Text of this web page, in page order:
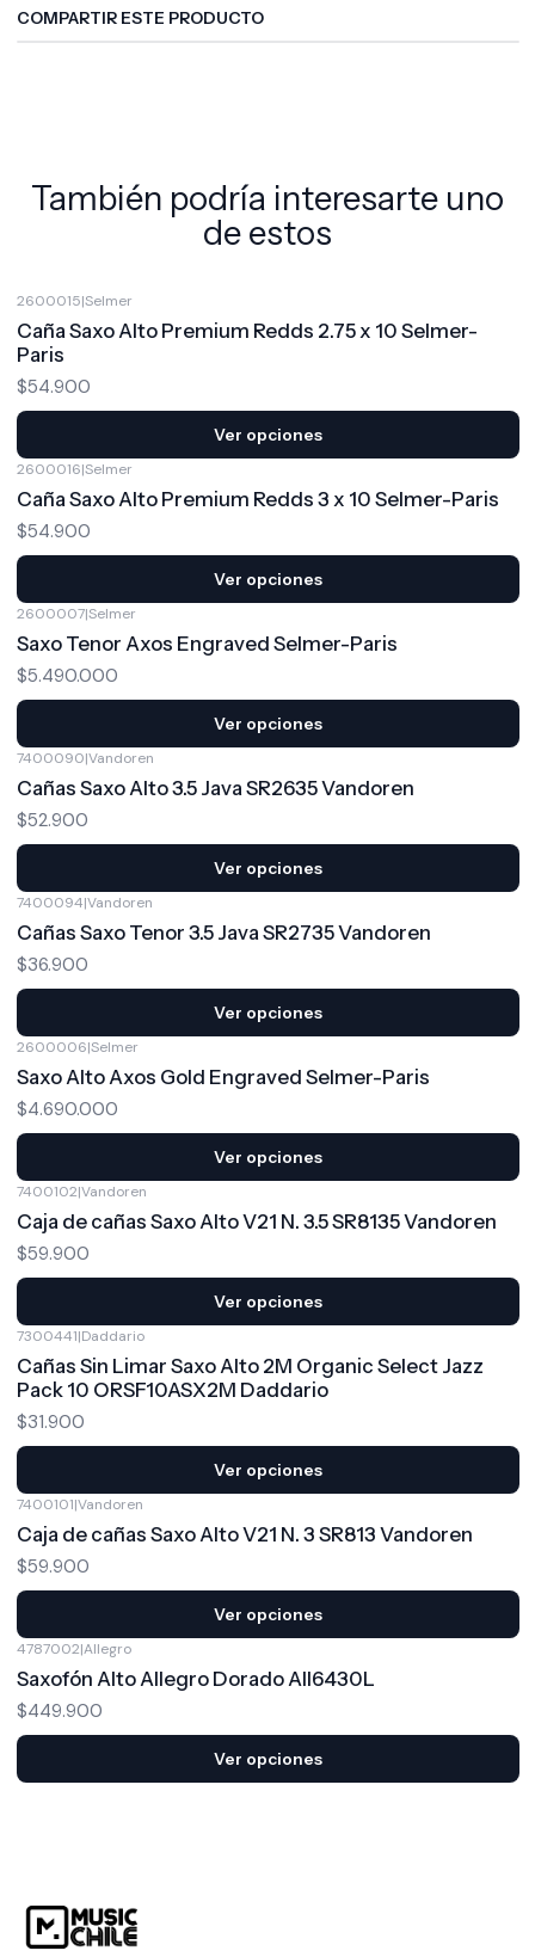
COMPARTIR ESTE PRODUCTO
También podría interesarte uno
de estos
2600015|Selmer
Caña Saxo Alto Premium Redds 2.75 x 10 Selmer-
Paris
$54.900
Ver opciones
2600016|Selmer
Caña Saxo Alto Premium Redds 3 x 10 Selmer-Paris
$54.900
Ver opciones
2600007|Selmer
Saxo Tenor Axos Engraved Selmer-Paris
$5.490.000
Ver opciones
7400090|Vandoren
Cañas Saxo Alto 3.5 Java SR2635 Vandoren
$52.900
Ver opciones
7400094|Vandoren
Cañas Saxo Tenor 3.5 Java SR2735 Vandoren
$36.900
Ver opciones
2600006|Selmer
Saxo Alto Axos Gold Engraved Selmer-Paris
$4.690.000
Ver opciones
7400102|Vandoren
Caja de cañas Saxo Alto V21 N. 3.5 SR8135 Vandoren
$59.900
Ver opciones
7300441|Daddario
Cañas Sin Limar Saxo Alto 2M Organic Select Jazz
Pack 10 ORSF10ASX2M Daddario
$31.900
Ver opciones
7400101|Vandoren
Caja de cañas Saxo Alto V21 N. 3 SR813 Vandoren
$59.900
Ver opciones
4787002|Allegro
Saxofón Alto Allegro Dorado All6430L
$449.900
Ver opciones